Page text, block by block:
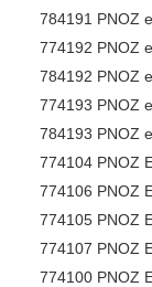
784191 PNOZ
774192 PNOZ
784192 PNOZ
774193 PNOZ
784193 PNOZ
774104 PNOZ
774106 PNOZ
774105 PNOZ
774107 PNOZ
774100 PNOZ